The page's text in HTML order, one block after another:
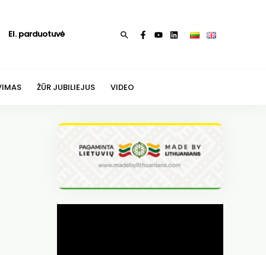
El. parduotuvė Paieška
ŽŪR JUBILIEJUS VIDEO